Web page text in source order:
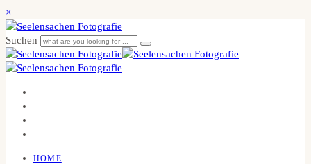
×
Suchen
HOME